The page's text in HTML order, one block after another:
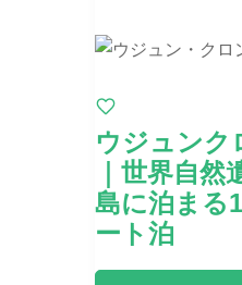
ウジュンク
｜世界自
島に泊まる
ート泊